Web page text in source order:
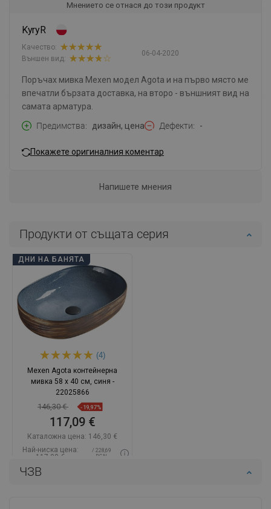
ЧЗВ
Мнението се отнася до този продукт
KyryR
06-04-2020
Качество:
Външен вид:
Поръчах мивка Mexen модел Agota и на първо място ме
впечатли бързата доставка, на второ - външният вид на
самата арматура.
Предимства
дизайн, цена Дефекти -
Покажете оригиналния коментар
Напишете мнения
Продукти от същата серия
ДНИ НА БАНЯТА
(4)
Mexen Agota контейнерна
мивка 58 x 40 см, синя -
22025866
146,30 € -19,97%
117,09 €
Каталожна цена: 146,30 €
Най-ниска цена:
117,09 €
/ 228,69
BGN
Наличност: